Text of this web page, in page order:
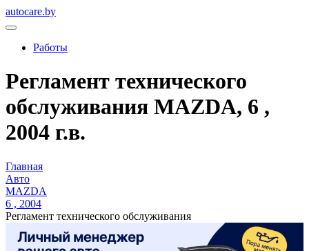
autocare.by
Работы
Регламент технического
обслуживания MAZDA, 6 ,
2004 г.в.
Главная
Авто
MAZDA
6 , 2004
Регламент технического обслуживания